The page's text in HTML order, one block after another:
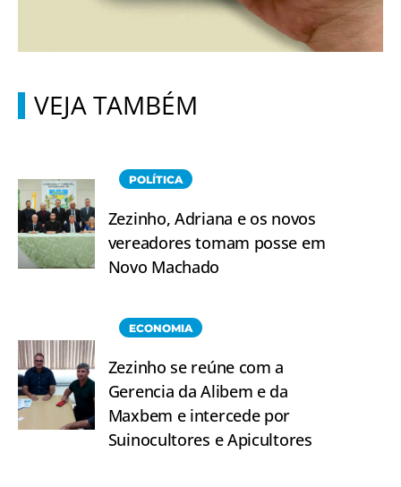
VEJA TAMBÉM
POLÍTICA
Zezinho, Adriana e os novos
vereadores tomam posse em
Novo Machado
ECONOMIA
Zezinho se reúne com a
Gerencia da Alibem e da
Maxbem e intercede por
Suinocultores e Apicultores